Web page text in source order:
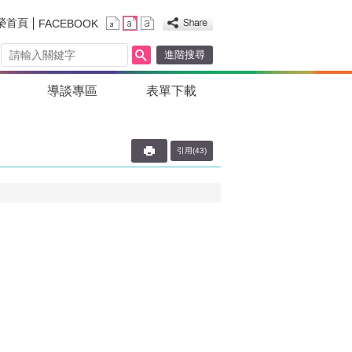
首頁 FACEBOOK
進階搜尋
導談專區 表單下載
引用(43)